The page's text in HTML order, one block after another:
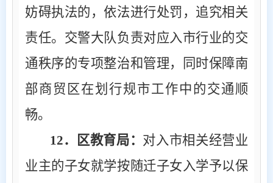
妨碍执法的，依法进行处罚，追究相关
责任。交警大队负责对应入市行业的交
通秩序的专项整治和管理，同时保障南
部商贸区在划行规市工作中的交通顺
畅。
12．区教育局： 对入市相关经营业
业主的子女就学按随迁子女入学予以保